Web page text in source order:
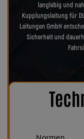
langlebig und
Kupplungsleitung für
Leitungen GmbH
Sicherheit und
Normen